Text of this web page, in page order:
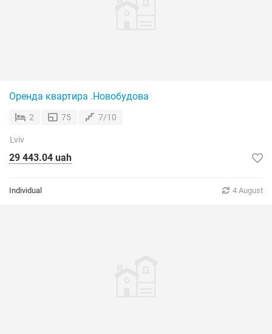
Оренда квартира .Новобудова
2 75 7/10
Lviv
29 443.04 uah
Individual 4 August